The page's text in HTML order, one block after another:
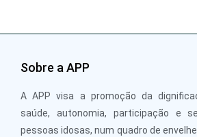
Sobre a APP
A APP visa a promoção da
saúde, autonomia, participação e
pessoas idosas, num quadro de